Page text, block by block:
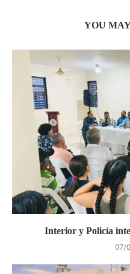
YOU
Interior y Policía
07/